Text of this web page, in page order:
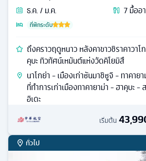
ธ.ค. / ม.ค.
7มื้ออ
ที่พักระดับ
ถึงคราวฤดูหนาว หลังคาขาวชิราคาวาโ
คุบะ ทิวทัศน์เหมันต์แห่งวัดคิโยมิสึ
นาโกย่า - เมืองเก่าซันมาชิซูจิ - ทาคาย
ที่ทำการเก่าเมืองทาคายาม่า - ฮาคุบะ -
อิเดะ
เริ่มต้น
ทั่วไป